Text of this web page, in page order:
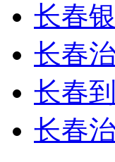
长春
长春
长春
长春